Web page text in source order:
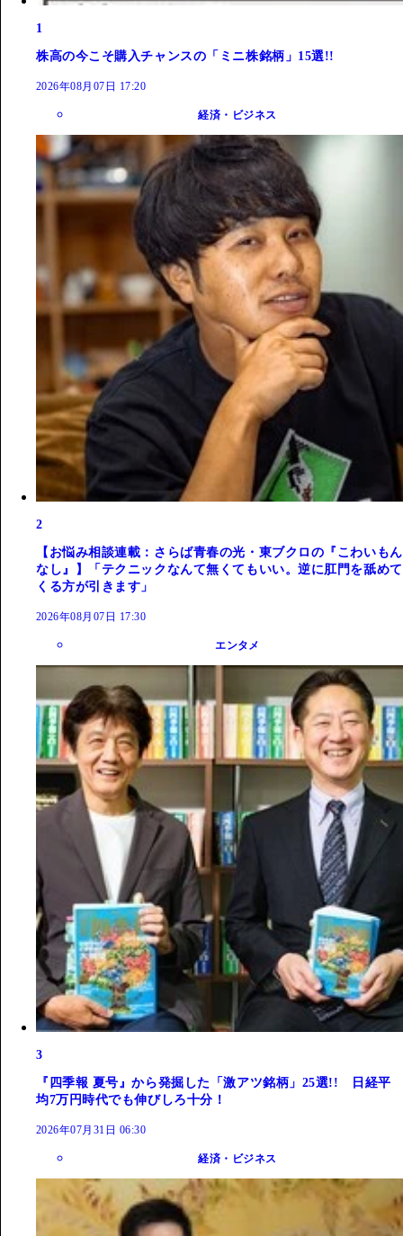
1
株高の今こそ購入チャンスの「ミニ株銘柄」15選!!
2026年08月07日 17:20
経済・ビジネス
2
【お悩み相談連載：さらば青春の光・東ブクロの『こわいもん
なし』】「テクニックなんて無くてもいい。逆に肛門を舐めて
くる方が引きます」
2026年08月07日 17:30
エンタメ
3
『四季報 夏号』から発掘した「激アツ銘柄」25選!! 日経平
均7万円時代でも伸びしろ十分！
2026年07月31日 06:30
経済・ビジネス